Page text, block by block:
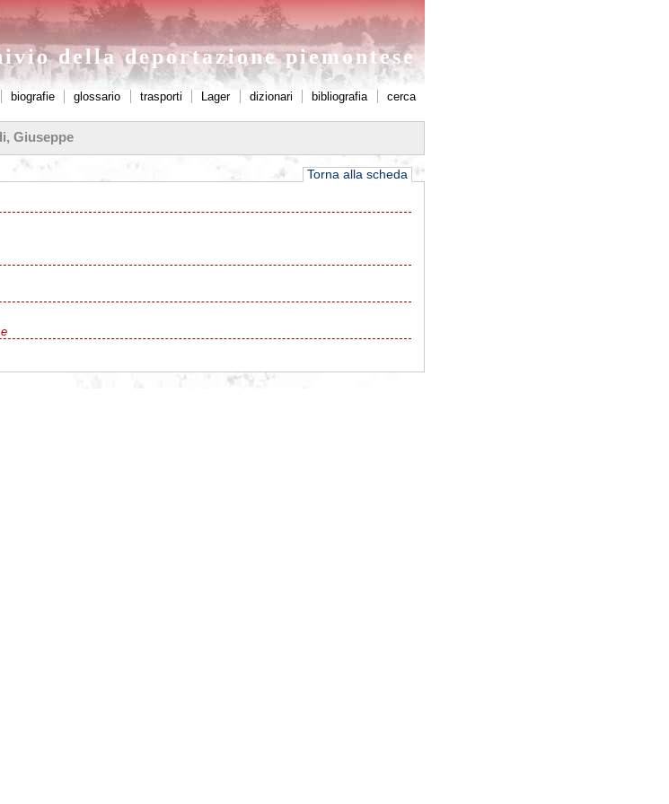
della deportazione piemontese
biografie glossario trasporti Lager dizionari bibliografia cerca
Giuseppe
Torna alla scheda